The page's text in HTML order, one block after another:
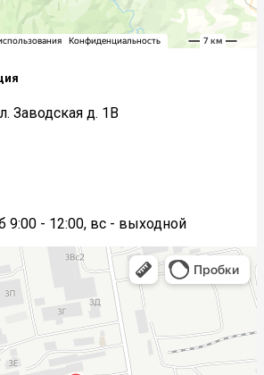
Заводская д. 1В
9:00 - 12:00, вс - выходной